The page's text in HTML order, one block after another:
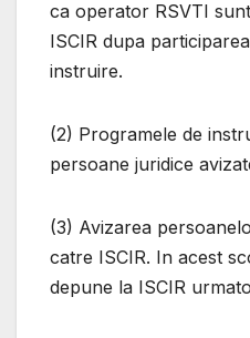
ca operator RSVTI
ISCIR dupa
instruire.
(2) Programele de
persoane juridice
(3) Avizarea
catre ISCIR. In acest
depune la ISCIR